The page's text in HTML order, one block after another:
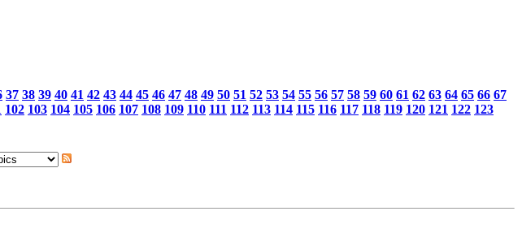
37 38 39 40 41 42 43 44 45 46 47 48 49 50 51 52 53 54 55 56 57 58 59 60 61 62 63 64 65 66 67
102 103 104 105 106 107 108 109 110 111 112 113 114 115 116 117 118 119 120 121 122 123